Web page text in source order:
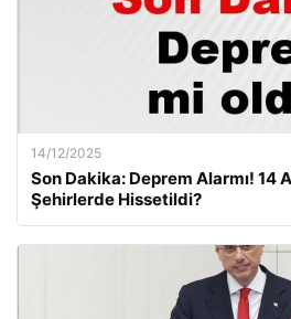
14/12/2025
Son Dakika: Deprem Alarmı! 14
Şehirlerde Hissetildi?